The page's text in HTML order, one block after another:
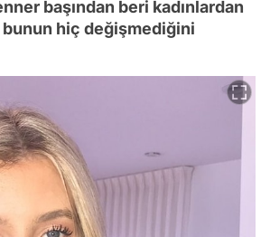
başından beri kadınlardan
bunun hiç değişmediğini